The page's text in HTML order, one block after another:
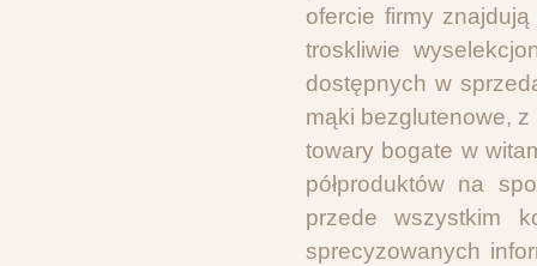
ofercie firmy
troskliwie
dostępnych w
mąki bezglutenowe, z
towary bogate w
półproduktów na
przede wszystkim
sprecyzowanych